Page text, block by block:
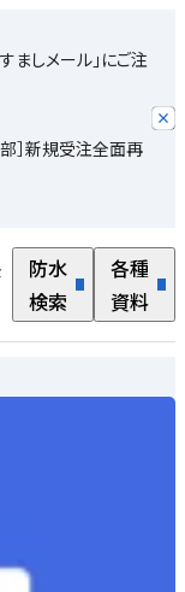
ましメール」にご注
］新規受注全面再
防水
検索
各種
資料